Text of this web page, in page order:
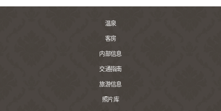
温泉
客房
内部信息
交通指南
旅游信息
照片库